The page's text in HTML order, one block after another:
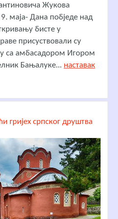
Жукова
маја- Дана побједе над
бисте у
присуствовали су
са амбасадором Игором
Бањалуке... наставак
гријех српског друштва